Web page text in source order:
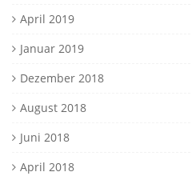
April 2019
Januar 2019
Dezember 2018
August 2018
Juni 2018
April 2018